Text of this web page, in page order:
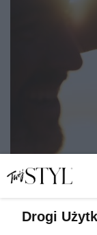
Drogi